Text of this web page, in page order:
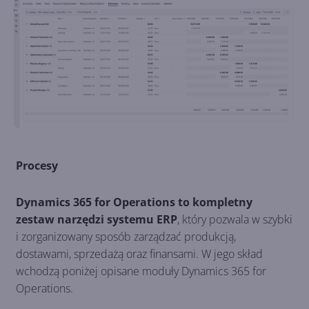
Procesy
Dynamics 365 for Operations to kompletny
zestaw narzędzi systemu ERP, który pozwala w szybki
i zorganizowany sposób zarządzać produkcją,
dostawami, sprzedażą oraz finansami. W jego skład
wchodzą poniżej opisane moduły Dynamics 365 for
Operations.